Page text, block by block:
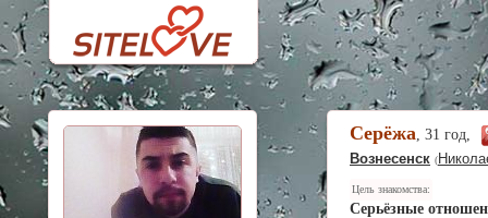
Серёжа, 31 год,
Вознесенск (
Цель знакомства:
Серьёзные